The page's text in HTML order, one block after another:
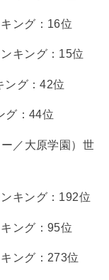
ング：16位
キング：15位
ング：42位
グ：44位
／大原学園）世
キング：192位
ング：95位
ング：273位